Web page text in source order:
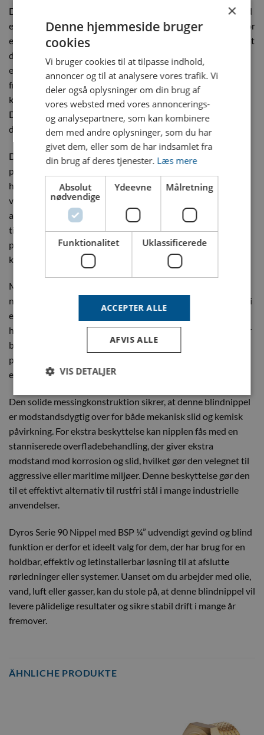
Dyros Serie 90 Nippel med BSP ¼” udvendigt gevind og blind
er en pålidelig og robust løsning til industrielle systemer, hvor
effektiv væske- og gasoverførsel er essentiel, samtidig med at
der kræves en effektiv afslutning af systemet. Denne nippel
er fremstillet i højkvalitets messing, hvilket giver
fremragende modstandsdygtighed mod mekanisk slid og
korrosion, selv under de mest krævende driftsforhold. Hos
Dyros er vi dedikerede til at levere produkter af høj kvalitet,
der sikrer optimal drift og lang levetid.
Dyros produkter blev oprindeligt udviklet til kølevæsker i
plaststøbeforme, men bruges nu i en bred vifte af industrier,
herunder trykluftsystemer, gasinstallationer og
væsketransport. Denne blindnippel er ideel til at lukke eller
afslutte rørledninger eller systemer, hvor yderligere
tilslutning ikke er påkrævet, men hvor der stadig kræves et
pålideligt og tæt system. Hos Dyros sætter vi fokus på
kvalitet, sikkerhed og nøjagtighed i alle vores løsninger.
Med BSP ¼” udvendigt gevind giver denne blindnippel en
nem og hurtig installation, hvilket sikrer effektiv integration i
eksisterende systemer. Den reducerer nedetid og sikrer
hurtig opstart, hvilket gør den ideel til professionelle, der har
brug for pålidelige løsninger. Denne funktion gør nipplen
perfekt til at afslutte eller dække systemkomponenter på en
effektiv måde.
Den solide messingkonstruktion sikrer, at denne blindnippel
er modstandsdygtig over for både mekanisk slid og kemisk
påvirkning. For ekstra beskyttelse kan nipplen fås med en
stanniserede overfladebehandling, der giver ekstra
modstand mod korrosion og slid, hvilket gør den velegnet til
aggressive eller maritime miljøer. Denne beskyttelse gør den
til et effektivt alternativ til rustfri stål i mange industrielle
anvendelser.
Dyros Serie 90 Nippel med BSP ¼” udvendigt gevind og blind
funktion er derfor et ideelt valg for dem, der har brug for en
holdbar, effektiv og letinstallerbar løsning til at afslutte
rørledninger eller systemer. Uanset om du arbejder med olie,
vand, luft eller gasser, kan du stole på, at denne blindnippel vil
levere pålidelige resultater og sikre stabil drift i mange år
fremover.
ÄHNLICHE PRODUKTE
×
Denne hjemmeside bruger
cookies
Vi bruger cookies til at tilpasse indhold,
annoncer og til at analysere vores trafik. Vi
deler også oplysninger om din brug af
vores websted med vores annoncerings-
og analysepartnere, som kan kombinere
dem med andre oplysninger, som du har
givet dem, eller som de har indsamlet fra
din brug af deres tjenester. Læs mere
Absolut
nødvendige
Ydeevne Målretning
Funktionalitet Uklassificerede
ACCEPTER ALLE
AFVIS ALLE
VIS DETALJER